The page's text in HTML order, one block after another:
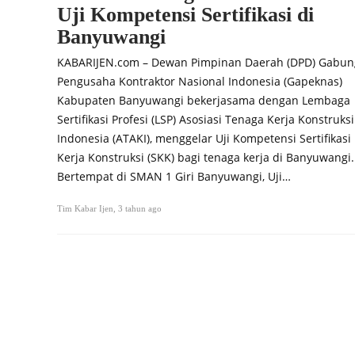
Uji Kompetensi Sertifikasi di
Banyuwangi
KABARIJEN.com – Dewan Pimpinan Daerah (DPD)
Pengusaha Kontraktor Nasional Indonesia (Gapeknas)
Kabupaten Banyuwangi bekerjasama dengan Lembaga
Sertifikasi Profesi (LSP) Asosiasi Tenaga Kerja Konstruksi
Indonesia (ATAKI), menggelar Uji Kompetensi Sertifikasi
Kerja Konstruksi (SKK) bagi tenaga kerja di Banyuwangi.
Bertempat di SMAN 1 Giri Banyuwangi, Uji…
Tim Kabar Ijen 3 tahun ago